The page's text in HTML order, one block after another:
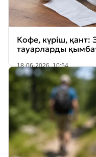
Кофе, күріш, қант:
тауарларды
18-06-2026, 10:54